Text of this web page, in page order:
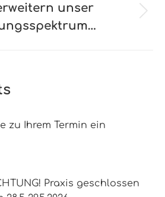
Beitrag:
unser
zu Ihrem Termin ein
Praxis geschlossen